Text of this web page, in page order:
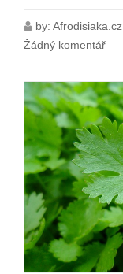
by: Afrodisiaka.cz
Žádný komentář